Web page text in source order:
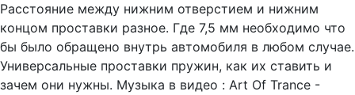
Расстояние между нижним отверстием и нижним
концом проставки разное. Где 7,5 мм необходимо что
бы было обращено внутрь автомобиля в любом случае.
Универсальные проставки пружин, как их ставить и
зачем они нужны. Музыка в видео : Art Of Trance -